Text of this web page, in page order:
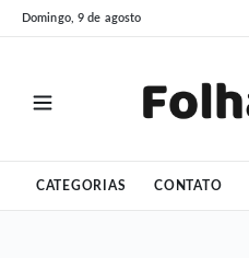
Pular
para
Pular
para
Domingo, 9 de agosto
CATEGORIAS CONTATO